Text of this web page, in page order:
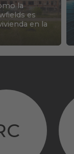
la
es
en la